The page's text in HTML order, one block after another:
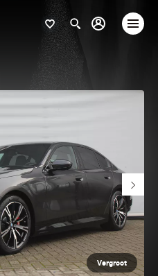
Vergroot